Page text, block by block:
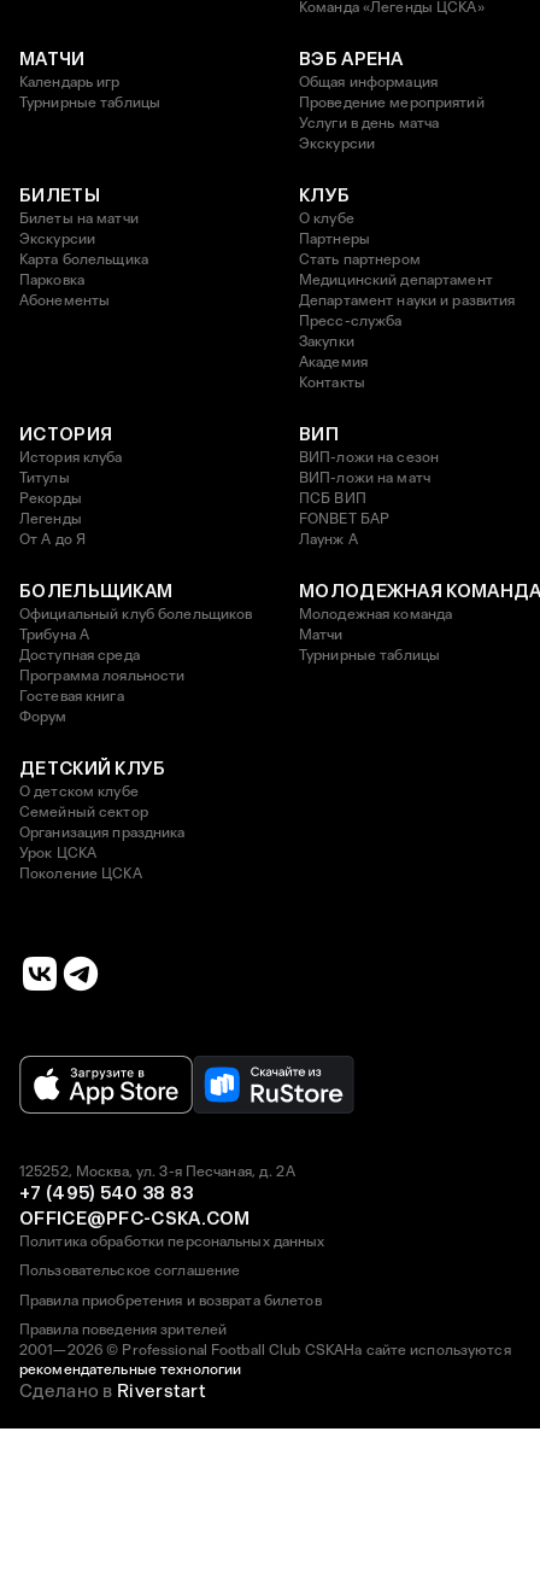
Команда «Легенды ЦСКА»
МАТЧИ
Календарь игр
Турнирные таблицы
ВЭБ АРЕНА
Общая информация
Проведение мероприятий
Услуги в день матча
Экскурсии
БИЛЕТЫ
Билеты на матчи
Экскурсии
Карта болельщика
Парковка
Абонементы
КЛУБ
О клубе
Партнеры
Стать партнером
Медицинский департамент
Департамент науки и развития
Пресс-служба
Закупки
Академия
Контакты
ИСТОРИЯ
История клуба
Титулы
Рекорды
Легенды
От А до Я
ВИП
ВИП-ложи на сезон
ВИП-ложи на матч
ПСБ ВИП
FONBET БАР
Лаунж A
БОЛЕЛЬЩИКАМ
Официальный клуб болельщиков
Трибуна А
Доступная среда
Программа лояльности
Гостевая книга
Форум
МОЛОДЕЖНАЯ
Молодежная команда
Матчи
Турнирные таблицы
ДЕТСКИЙ КЛУБ
О детском клубе
Семейный сектор
Организация праздника
Урок ЦСКА
Поколение ЦСКА
2001—2026 © Professional Football Club CSKAНа сайте используются
рекомендательные технологии
125252, Москва, ул. 3-я Песчаная, д. 2А
+7 (495) 540 38 83
OFFICE@PFC-CSKA.COM
Политика обработки персональных данных
Пользовательское соглашение
Правила приобретения и возврата билетов
Правила поведения зрителей
Сделано в Riverstart